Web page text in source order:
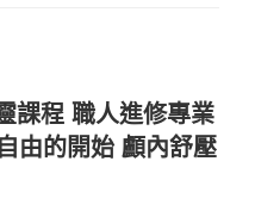
課程 職人進修專業
由的開始 顱內舒壓